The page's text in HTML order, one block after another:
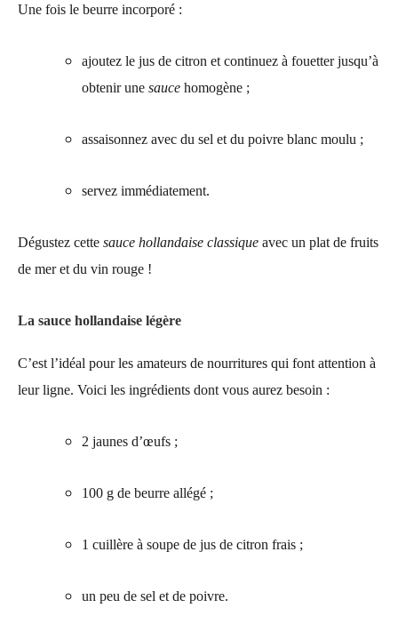
Une fois le beurre incorporé :
ajoutez le jus de citron et continuez à fouetter jusqu’à
obtenir une sauce homogène ;
assaisonnez avec du sel et du poivre blanc moulu ;
servez immédiatement.
Dégustez cette sauce hollandaise classique avec un plat de fruits
de mer et du vin rouge !
La sauce hollandaise légère
C’est l’idéal pour les amateurs de nourritures qui font attention à
leur ligne. Voici les ingrédients dont vous aurez besoin :
2 jaunes d’œufs ;
100 g de beurre allégé ;
1 cuillère à soupe de jus de citron frais ;
un peu de sel et de poivre.